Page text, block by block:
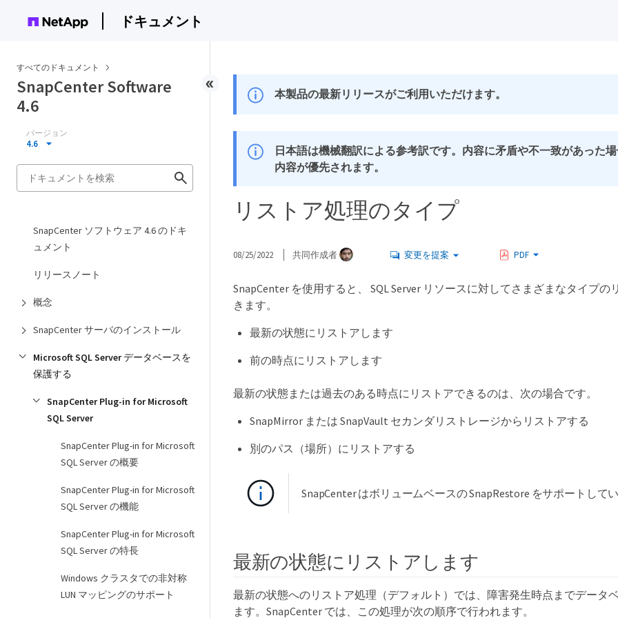
ドキュメント
すべてのドキュメント
SnapCenter Software
4.6
バージョン
4.6
SnapCenter ソフトウェア 4.6 のドキ
ュメント
リリースノート
概念
SnapCenter サーバのインストール
Microsoft SQL Server データベースを
保護する
SnapCenter Plug-in for Microsoft
SQL Server
SnapCenter Plug-in for Microsoft
SQL Server の概要
SnapCenter Plug-in for Microsoft
SQL Server の機能
SnapCenter Plug-in for Microsoft
SQL Server の特長
Windows クラスタでの非対称
LUN マッピングのサポート
本製品の最新リリースがご利用いただけます。
日本語は機械翻訳による参考訳です。内容に矛盾や不一致があった
内容が優先されます。
リストア処理のタイプ
08/25/2022 共同作成者 変更を提案 PDF
SnapCenter を使用すると、 SQL Server リソースに対してさまざまなタイプ
きます。
最新の状態にリストアします
前の時点にリストアします
最新の状態または過去のある時点にリストアできるのは、次の場合です。
SnapMirror または SnapVault セカンダリストレージからリストアする
別のパス（場所）にリストアする
SnapCenter はボリュームベースの SnapRestore をサポートしてい
最新の状態にリストアします
最新の状態へのリストア処理（デフォルト）では、障害発生時点までデータ
ます。SnapCenter では、この処理が次の順序で行われます。